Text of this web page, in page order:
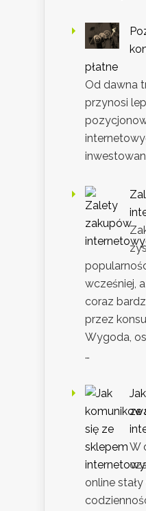
płatne
Od dawna
przynosi
wcześniej,
coraz
przez
Wygoda,
…
ze
W
online stały